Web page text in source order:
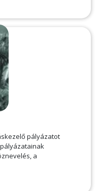
pályázatot
a